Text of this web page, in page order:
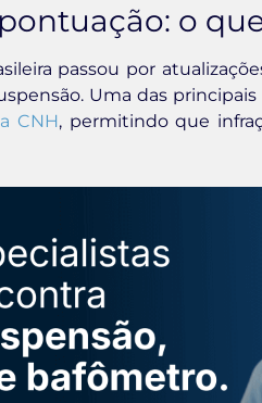
o
passou por
Uma das
CNH, permitindo que